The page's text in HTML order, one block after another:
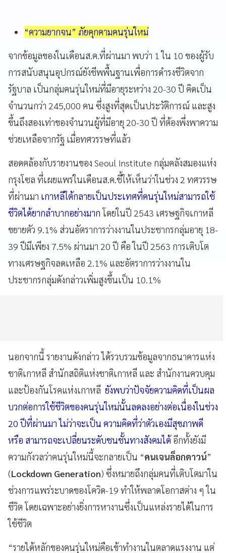
“ความยากจน” ภัยคุกคามคนรุ่นใหม่
จากข้อมูลของในเดือนส.ค.ที่ผ่านมา พบว่า 1 ใน 10 ของผู้รับ
การสนับสนุนอุปกรณ์ยังชีพพื้นฐานเพื่อการดำรงชีวิตจาก
รัฐบาล เป็นกลุ่มคนรุ่นใหม่ที่มีอายุระหว่าง 20-30 ปี คิดเป็น
จำนวนกว่า 245,000 คน ซึ่งสูงที่สุดเป็นประวัติการณ์ และสูง
ขึ้นถึงสองเท่าของจำนวนผู้ที่มีอายุ 20-30 ปี ที่ต้องพึ่งพาความ
ช่วยเหลือจากรัฐ เมื่อทศวรรษที่แล้ว
สอดคล้องกับรายงานของ Seoul Institute กลุ่มคลังสมองแห่ง
กรุงโซล ที่เผยแพร่ในเดือนส.ค.ชี้ให้เห็นว่าในช่วง 2 ทศวรรษ
ที่ผ่านมา เกาหลีใต้กลายเป็นประเทศที่คนรุ่นใหม่สามารถใช้
ชีวิตได้ยากลำบากอย่างมากโดยในปี 2543 เศรษฐกิจเกาหลี
ขยายตัว 9.1% ส่วนอัตราการว่างงานในประชากรกลุ่มอายุ 18-
39 ปีมีเพียง 7.5% ผ่านมา 20 ปี คือ ในปี 2563 การเติบโต
ทางเศรษฐกิจลดเหลือ 2.1% และอัตราการว่างงานใน
ประชากรกลุ่มดังกล่าวเพิ่มสูงขึ้นเป็น 10.1%
นอกจากนี้ รายงานดังกล่าว ได้รวบรวมข้อมูลจากธนาคารแห่ง
ชาติเกาหลี สำนักสถิติแห่งชาติเกาหลี และ สำนักงานควบคุม
และป้องกันโรคแห่งเกาหลี ยังพบว่าปัจจัยความคิดที่เป็นผล
บวกต่อการใช้ชีวิตของคนรุ่นใหม่นั้นลดลงอย่างต่อเนื่องในช่วง
20 ปีที่ผ่านมา ไม่ว่าจะเป็น ความคิดที่ว่าตัวเองมีสุขภาพดี
หรือ สามารถจะเปลี่ยนระดับชนชั้นทางสังคมได้อีกทั้งยังมี
ความกังวลว่าคนรุ่นใหม่นี้จะกลายเป็น “คนเจนล็อกดาวน์”
(Lockdown Generation) ซึ่งหมายถึงกลุ่มคนที่เติบโตมาใน
ช่วงการแพร่ระบาดของโควิด-19 ทำให้พลาดโอกาสต่าง ๆ ใน
ชีวิต โดยเฉพาะอย่างยิ่งการหางานซึ่งเป็นแหล่งรายได้ในการ
ใช้ชีวิต
“รายได้หลักของคนรุ่นใหม่คือเข้าทำงานในตลาดแรงงาน แต่